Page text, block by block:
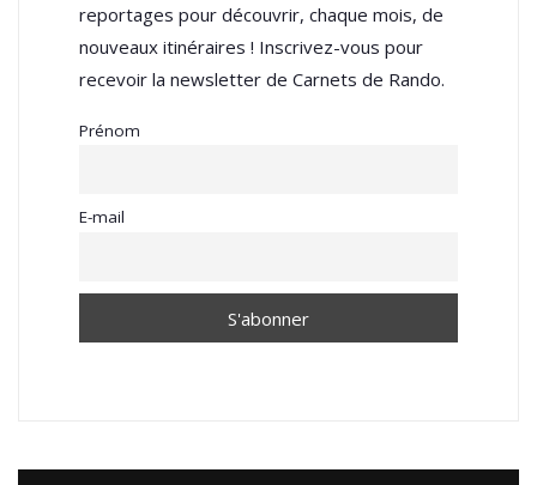
reportages pour découvrir, chaque mois, de
nouveaux itinéraires ! Inscrivez-vous pour
recevoir la newsletter de Carnets de Rando.
Prénom
E-mail